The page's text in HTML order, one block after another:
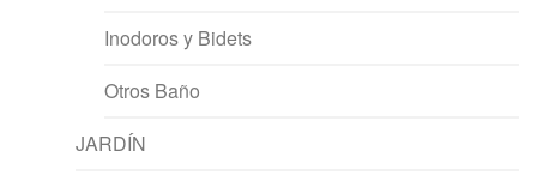
Inodoros y Bidets
Otros Baño
JARDÍN